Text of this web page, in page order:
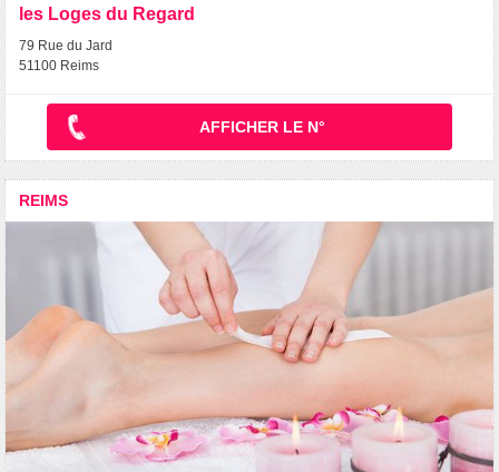
les Loges du Regard
79 Rue du Jard
51100 Reims
AFFICHER LE N°
REIMS